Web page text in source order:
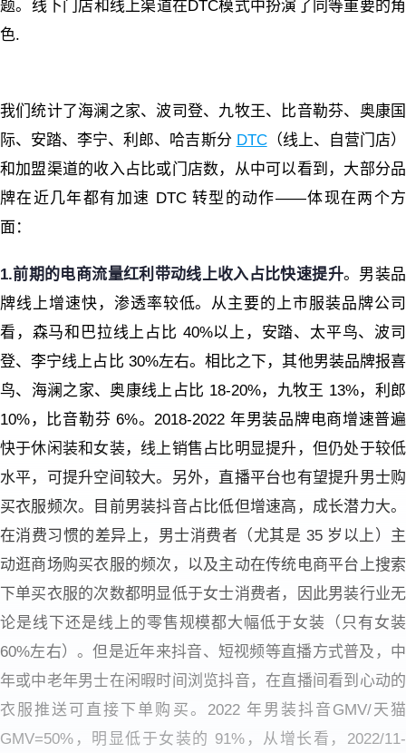
题。线下门店和线上渠道在DTC模式中扮演了同等重要的角
色.
我们统计了海澜之家、波司登、九牧王、比音勒芬、奥康国
际、安踏、李宁、利郎、哈吉斯分 DTC（线上、自营门店）
和加盟渠道的收入占比或门店数，从中可以看到，大部分品
牌在近几年都有加速 DTC 转型的动作——体现在两个方
面：
1.前期的电商流量红利带动线上收入占比快速提升。男装品
牌线上增速快，渗透率较低。从主要的上市服装品牌公司
看，森马和巴拉线上占比 40%以上，安踏、太平鸟、波司
登、李宁线上占比 30%左右。相比之下，其他男装品牌报喜
鸟、海澜之家、奥康线上占比 18-20%，九牧王 13%，利郎
10%，比音勒芬 6%。2018-2022 年男装品牌电商增速普遍
快于休闲装和女装，线上销售占比明显提升，但仍处于较低
水平，可提升空间较大。 另外，直播平台也有望提升男士购
买衣服频次。目前男装抖音占比低但增速高，成长潜力大。
在消费习惯的差异上，男士消费者（尤其是 35 岁以上）主
动逛商场购买衣服的频次，以及主动在传统电商平台上搜索
下单买衣服的次数都明显低于女士消费者，因此男装行业无
论是线下还是线上的零售规模都大幅低于女装（只有女装
60%左右）。但是近年来抖音、短视频等直播方式普及，中
年或中老年男士在闲暇时间浏览抖音，在直播间看到心动的
衣服推送可直接下单购买。2022 年男装抖音GMV/天猫
GMV=50%，明显低于女装的 91%，从增长看，2022/11-